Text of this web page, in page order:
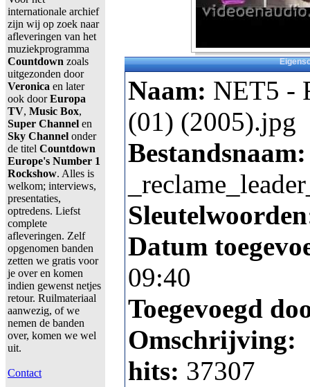
internationale archief
zijn wij op zoek naar
afleveringen van het
muziekprogramma
Countdown zoals
uitgezonden door
Veronica en later
ook doorEuropa
TV, Music Box,
Super Channel en
Sky Channel onder
de titel Countdown
Europe's Number 1
Rockshow. Alles is
welkom; interviews,
presentaties,
optredens. Liefst
complete
afleveringen. Zelf
opgenomen banden
zetten we gratis voor
je over en komen
indien gewenst netjes
retour. Ruilmateriaal
aanwezig, of we
nemen de banden
over, komen we wel
uit.
Contact
Naam: NET5 -
(01) (2005).jpg
Datum
09:40
Toegevoegd
Omschrijving:
hits: 37307